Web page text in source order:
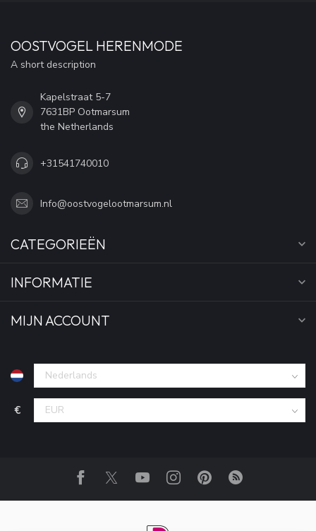
OOSTVOGEL HERENMODE
A short description
Kapelstraat 5-7
7631BP Ootmarsum
the Netherlands
+31541740010
Info@oostvogelootmarsum.nl
CATEGORIEËN
INFORMATIE
MIJN ACCOUNT
€